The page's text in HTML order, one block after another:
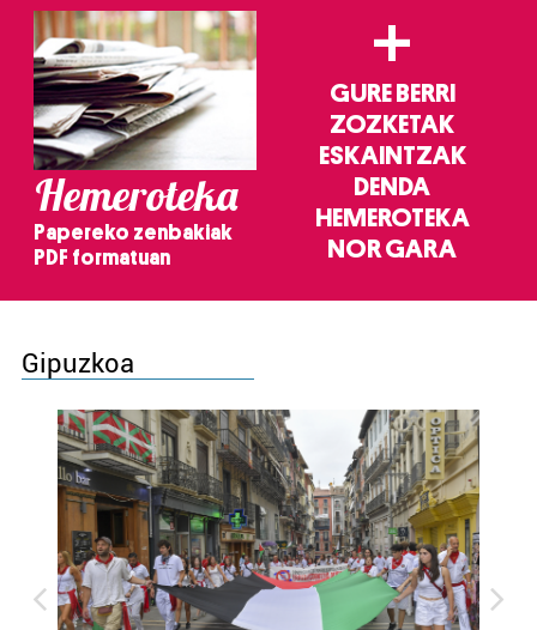
Hemeroteka
Papereko zenbakiak
PDF formatuan
+
GURE BERRI
ZOZKETAK
ESKAINTZAK
DENDA
HEMEROTEKA
NOR GARA
Gipuzkoa